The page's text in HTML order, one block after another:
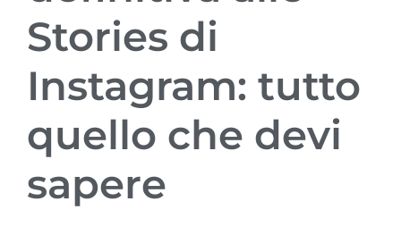
Stories di
Instagram: tutto
quello che devi
sapere